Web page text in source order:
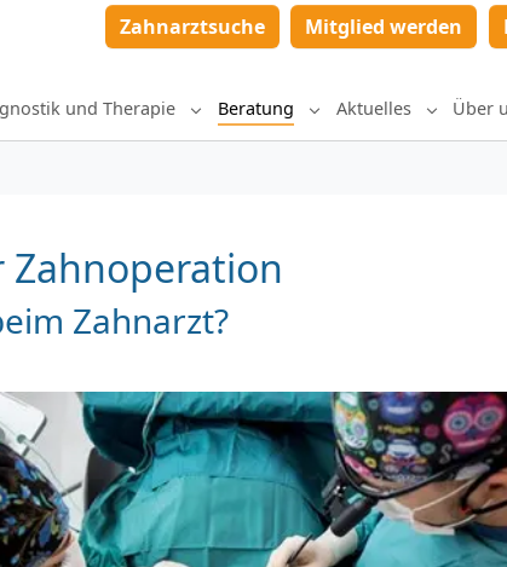
Zahnarztsuche Mitglied werden
for "Zahnärzte"
und Therapie Submenu for "Diagnostik und
Beratung Submenu for
Aktuelles Über
Zahnoperation
Zahnarzt?